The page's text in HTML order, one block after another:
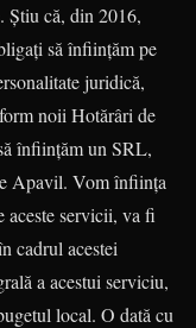
Știu că, din 2016,
să înfiinţăm pe
juridică,
noii Hotărâri de
înfiin­ţăm un SRL,
Apavil. Vom înfiinţa
aceste servicii, va fi
cadrul acestei
a acestui serviciu,
local. O dată cu